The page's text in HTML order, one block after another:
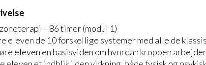
– 86 timer (modul 1)
eleven de 10 forskellige systemer med alle de
eleven en basisviden om hvordan kroppen